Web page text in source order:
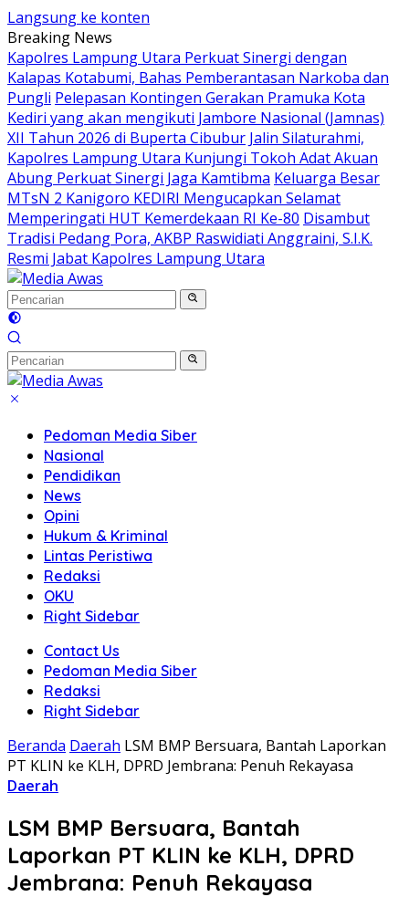
Langsung ke konten
Breaking News
Kapolres Lampung Utara Perkuat Sinergi dengan
Kalapas Kotabumi, Bahas Pemberantasan Narkoba dan
Pungli Pelepasan Kontingen Gerakan Pramuka Kota
Kediri yang akan mengikuti Jambore Nasional (Jamnas)
XII Tahun 2026 di Buperta Cibubur Jalin Silaturahmi,
Kapolres Lampung Utara Kunjungi Tokoh Adat Akuan
Abung Perkuat Sinergi Jaga Kamtibma Keluarga Besar
MTsN 2 Kanigoro KEDIRI Mengucapkan Selamat
Memperingati HUT Kemerdekaan RI Ke-80 Disambut
Tradisi Pedang Pora, AKBP Raswidiati Anggraini, S.I.K.
Resmi Jabat Kapolres Lampung Utara
Pedoman Media Siber
Nasional
Pendidikan
News
Opini
Hukum & Kriminal
Lintas Peristiwa
Redaksi
OKU
Right Sidebar
Contact Us
Pedoman Media Siber
Redaksi
Right Sidebar
Beranda Daerah LSM BMP Bersuara, Bantah Laporkan
PT KLIN ke KLH, DPRD Jembrana: Penuh Rekayasa
Daerah
LSM BMP Bersuara, Bantah
Laporkan PT KLIN ke KLH, DPRD
Jembrana: Penuh Rekayasa